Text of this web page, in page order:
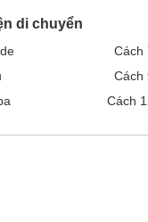
di chuyển
Cách
Cách
Cách